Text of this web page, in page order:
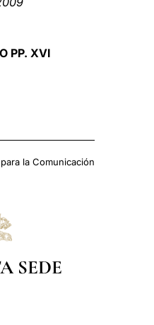
PP. XVI
la Comunicación
SEDE